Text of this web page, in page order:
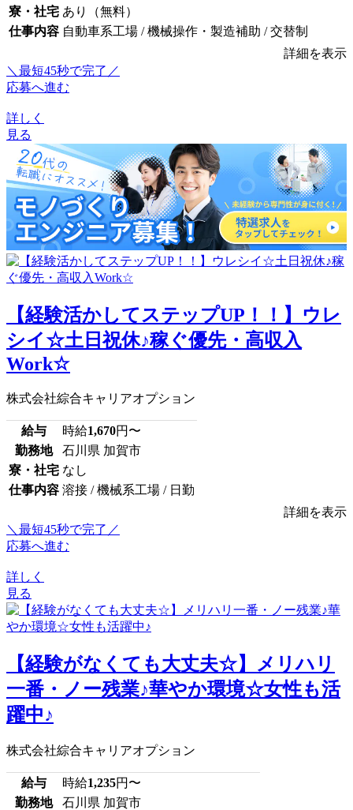
寮・社宅 あり（無料）
仕事内容 自動車系工場 / 機械操作・製造補助 / 交替制
詳細を表示
＼最短45秒で完了／
応募へ進む
詳しく
見る
【経験活かしてステップUP！！】ウレ
シイ☆土日祝休♪稼ぐ優先・高収入
Work☆
株式会社綜合キャリアオプション
給与 時給1,670円〜
勤務地
石川県 加賀市
寮・社宅 なし
仕事内容 溶接 / 機械系工場 / 日勤
詳細を表示
＼最短45秒で完了／
応募へ進む
詳しく
見る
【経験がなくても大丈夫☆】メリハリ
一番・ノー残業♪華やか環境☆女性も活
躍中♪
株式会社綜合キャリアオプション
給与 時給1,235円〜
勤務地
石川県 加賀市